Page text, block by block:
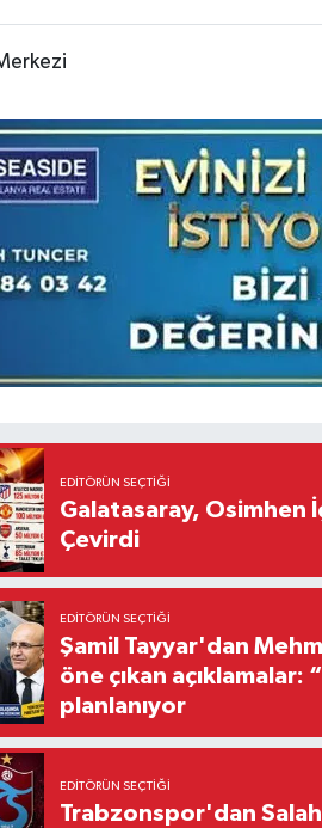
EDITÖRÜN SEÇTIĞI
Galatasaray, Osimhen
Çevirdi
EDITÖRÜN SEÇTIĞI
Şamil Tayyar'dan
öne çıkan
planlanıyor
EDITÖRÜN SEÇTIĞI
Trabzonspor'dan